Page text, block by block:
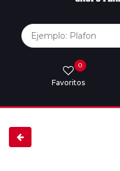
Favoritos
0
Marcas
Descargar